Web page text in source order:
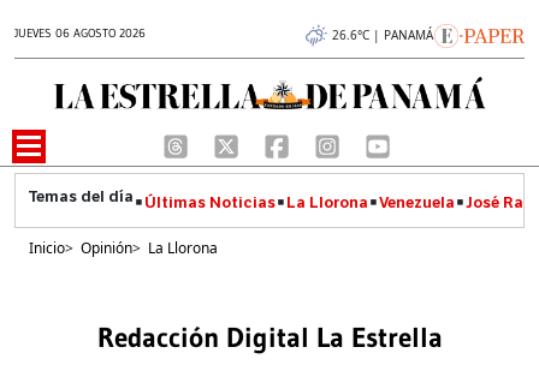
JUEVES 06 AGOSTO 2026 26.6°C | PANAMÁ
Últimas Noticias La Llorona Venezuela José
Inicio> Opinión> La Llorona
Redacción Digital La Estrella